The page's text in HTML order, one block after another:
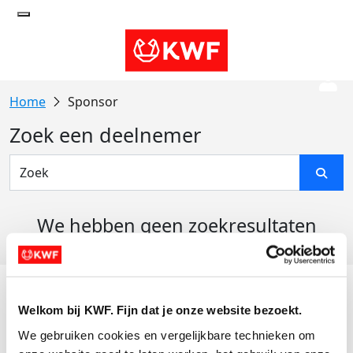
Welkom bij KWF. Fijn dat je onze website bezoekt.
We gebruiken cookies en vergelijkbare technieken om
Sponsor
Zoek een deelnemer
We hebben geen zoekresultaten
Actiematerialen
Evenementen